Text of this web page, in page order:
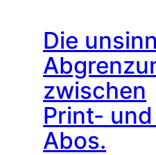
Die
zwischen
Print-
Abos.